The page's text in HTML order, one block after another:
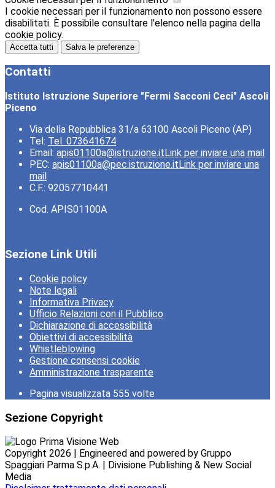
I cookie necessari per il funzionamento non possono essere
disabilitati. È possibile consultare l'elenco nella pagina della
cookie policy.
Accetta tutti Salva le preferenze
Contatti
Istituto Istruzione Superiore "Fermi Sacconi Ceci" Ascoli
Piceno
Via della Repubblica 31/a 63100 Ascoli Piceno (AP)
Tel: Tel. 073641674
Email: apis01100a@istruzione.itLink per inviare una mail
PEC: apis01100a@pec.istruzione.itLink per inviare una
mail
C.F.: 92057710441
Cod. APIS01100A
Sezione Link Utili
Cookie policy
Note legali
Informativa Privacy
Ufficio Relazioni con il Pubblico
Dichiarazione di accessibilità
Obiettivi di accessibilità
Whistleblowing
Gestione consensi cookie
Amministrazione trasparente
Pagina visualizzata 555 volte
Sezione Copyright
Copyright 2026 | Engineered and powered by Gruppo
Spaggiari Parma S.p.A. | Divisione Publishing & New Social
Media